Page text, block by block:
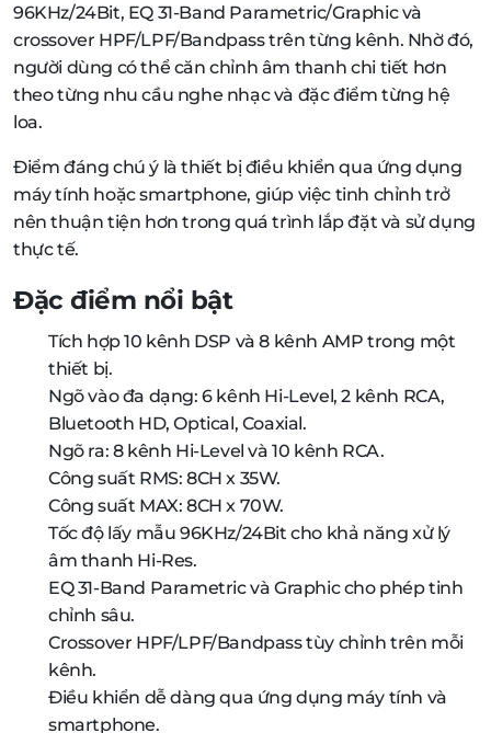
96KHz/24Bit, EQ 31-Band Parametric/Graphic và
crossover HPF/LPF/Bandpass trên từng kênh. Nhờ đó,
người dùng có thể căn chỉnh âm thanh chi tiết hơn
theo từng nhu cầu nghe nhạc và đặc điểm từng hệ
loa.
Điểm đáng chú ý là thiết bị điều khiển qua ứng dụng
máy tính hoặc smartphone, giúp việc tinh chỉnh trở
nên thuận tiện hơn trong quá trình lắp đặt và sử dụng
thực tế.
Đặc điểm nổi bật
Tích hợp 10 kênh DSP và 8 kênh AMP trong một
thiết bị.
Ngõ vào đa dạng: 6 kênh Hi-Level, 2 kênh RCA,
Bluetooth HD, Optical, Coaxial.
Ngõ ra: 8 kênh Hi-Level và 10 kênh RCA.
Công suất RMS: 8CH x 35W.
Công suất MAX: 8CH x 70W.
Tốc độ lấy mẫu 96KHz/24Bit cho khả năng xử lý
âm thanh Hi-Res.
EQ 31-Band Parametric và Graphic cho phép tinh
chỉnh sâu.
Crossover HPF/LPF/Bandpass tùy chỉnh trên mỗi
kênh.
Điều khiển dễ dàng qua ứng dụng máy tính và
smartphone.